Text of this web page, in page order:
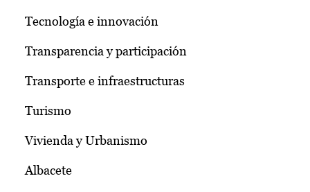
Tecnología e innovación
Transparencia y participación
Transporte e infraestructuras
Turismo
Vivienda y Urbanismo
Albacete